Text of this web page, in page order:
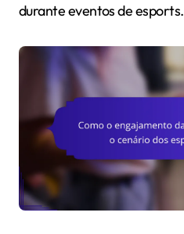
durante eventos de esports.